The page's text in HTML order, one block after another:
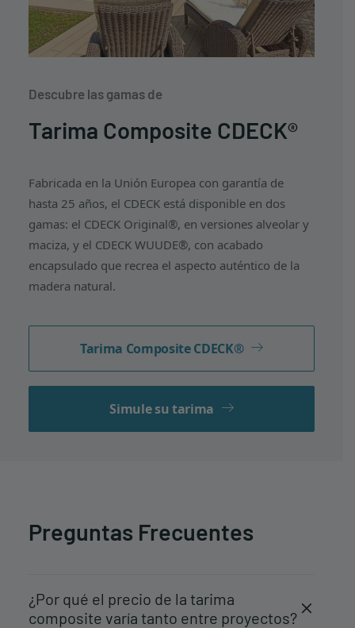
Descubre las gamas de
Tarima Composite CDECK®
Fabricada en la Unión Europea con garantía de
hasta 25 años, el CDECK está disponible en dos
gamas: el CDECK Original®, en versiones alveolar y
maciza, y el CDECK WUUDE®, con acabado
encapsulado que recrea el aspecto auténtico de la
madera natural.
Tarima Composite CDECK®
Simule su tarima
Preguntas Frecuentes
¿Por qué el precio de la tarima
composite varía tanto entre proyectos?